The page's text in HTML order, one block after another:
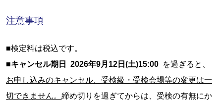
注意事項
■検定料は税込です。
■キャンセル期日 2026年9月12日(土)15:00 を過ぎると、
お申し込みのキャンセル、受検級・受検会場等の変更は一
切できません。 締め切りを過ぎてからは、受検の有無にか